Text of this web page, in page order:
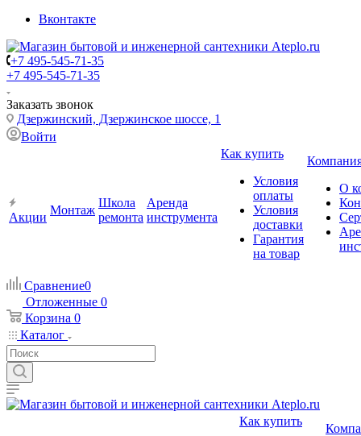
Вконтакте
+7 495-545-71-35
+7 495-545-71-35
Заказать звонок
Дзержинский, Дзержинское шоссе, 1
Войти
Акции
Монтаж
Школа
ремонта
Аренда
инструмента
Как купить
Условия
оплаты
Условия
доставки
Гарантия
на товар
О
Сравнение0
Отложенные 0
Корзина 0
Каталог
Как купить